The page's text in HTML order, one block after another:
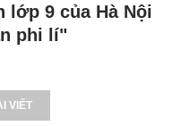
lớp 9 của Hà Nội
phi lí"
VIẾT